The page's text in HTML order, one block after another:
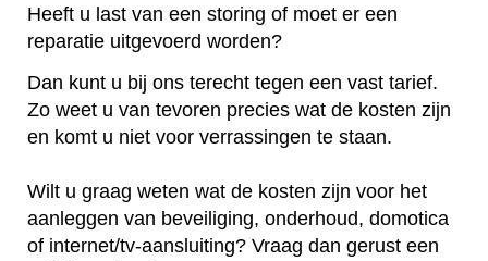
Heeft u last van een storing of moet er een
reparatie uitgevoerd worden?
Dan kunt u bij ons terecht tegen een vast tarief.
Zo weet u van tevoren precies wat de kosten zijn
en komt u niet voor verrassingen te staan.
Wilt u graag weten wat de kosten zijn voor het
aanleggen van beveiliging, onderhoud, domotica
of internet/tv-aansluiting? Vraag dan gerust een